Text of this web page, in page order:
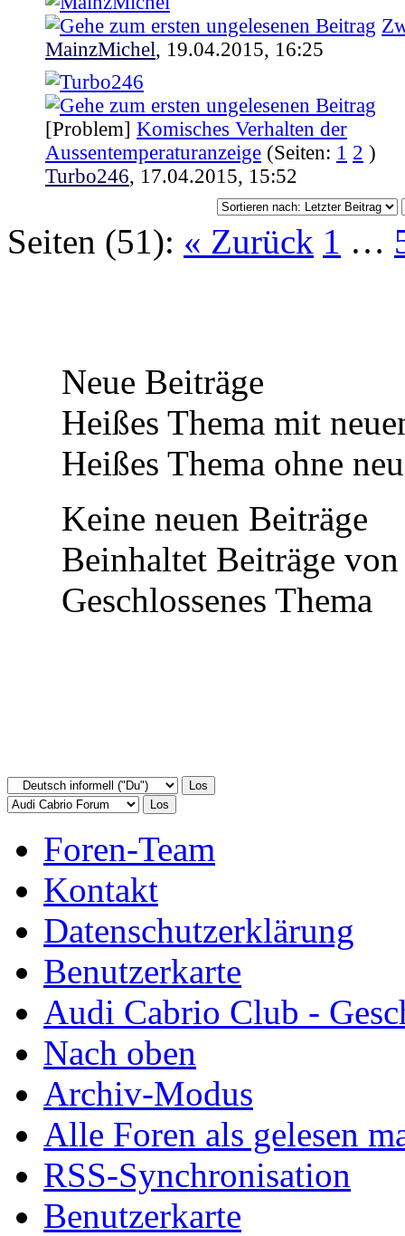
MainzMichel, 19.04.2015, 16:25
[Problem] Komisches Verhalten der
Aussentemperaturanzeige (Seiten: 1 2 )
Turbo246, 17.04.2015, 15:52
Seiten (51): « Zurück 1 …
Neue Beiträge
Heißes Thema mit
Heißes Thema ohne
Keine neuen Beiträge
Beinhaltet Beiträge
Geschlossenes Thema
Foren-Team
Kontakt
Datenschutzerklärung
Benutzerkarte
Audi Cabrio Club -
Nach oben
Archiv-Modus
Alle Foren als gelesen
RSS-Synchronisation
Benutzerkarte